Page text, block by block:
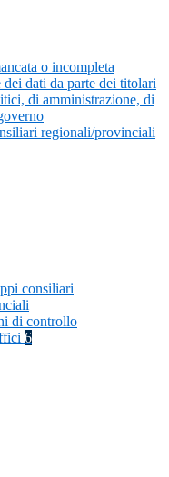
o incompleta
dati da parte dei titolari
di amministrazione, di
regionali/provinciali
consiliari
di controllo
6